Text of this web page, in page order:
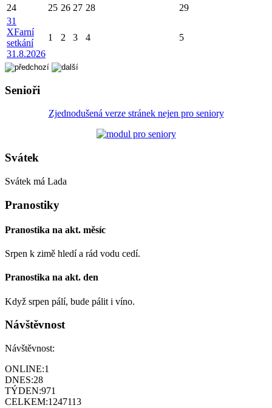
24
25 26 27 28
29
31
XFarní
setkání
31.8.2026
1 2 3 4 5
Senioři
Zjednodušená verze stránek nejen pro seniory
Svátek
Svátek má Lada
Pranostiky
Pranostika na akt. měsíc
Srpen k zimě hledí a rád vodu cedí.
Pranostika na akt. den
Když srpen pálí, bude pálit i víno.
Návštěvnost
Návštěvnost:
ONLINE:1
DNES:28
TÝDEN:971
CELKEM:1247113